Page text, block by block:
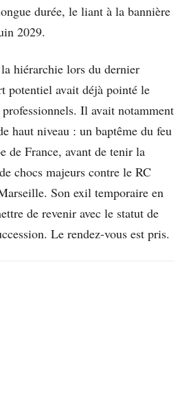
durée, le liant à la bannière
2029.
hiérarchie lors du dernier
potentiel avait déjà pointé le
Il avait notamment
haut niveau : un baptême du feu
de France, avant de tenir la
chocs majeurs contre le RC
Son exil temporaire en
de revenir avec le statut de
Le rendez-vous est pris.